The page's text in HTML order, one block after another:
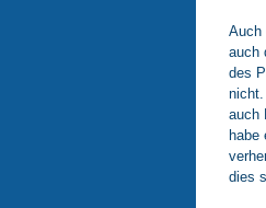
Auch
auch
des
auch
habe
dies